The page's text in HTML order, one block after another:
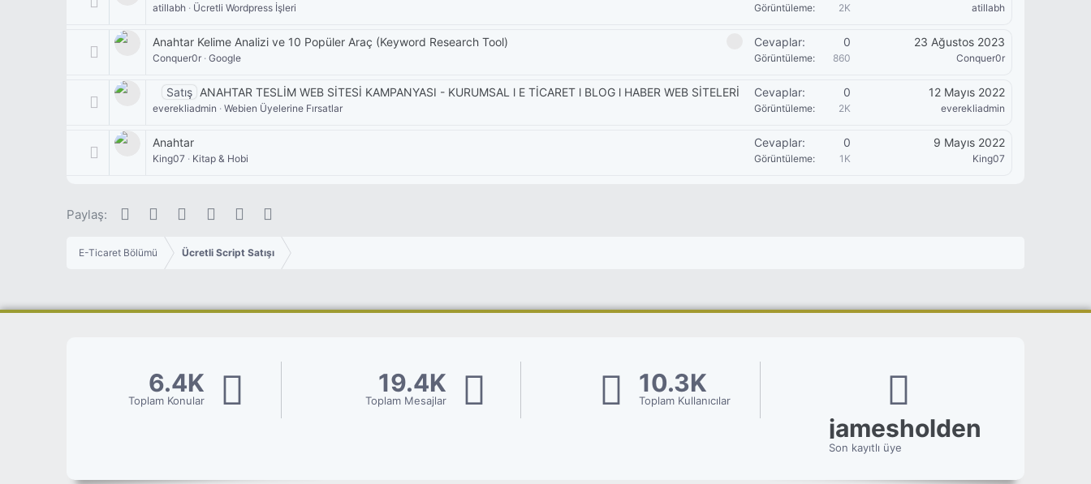
atillabh Ücretli Wordpress İşleri Görüntüleme 2K atillabh
Anahtar Kelime Analizi ve 10 Popüler Araç (Keyword Research Tool)
Conquer0r Google
Cevaplar 0
Görüntüleme 860
23 Ağustos 2023
Conquer0r
Satış ANAHTAR TESLİM WEB SİTESİ KAMPANYASI - KURUMSAL l E TİCARET l BLOG l HABER WEB SİTELERİ
everekliadmin Webien Üyelerine Fırsatlar
Cevaplar 0
Görüntüleme 2K
12 Mayıs 2022
everekliadmin
Anahtar
King07 Kitap & Hobi
Cevaplar 0
Görüntüleme 1K
9 Mayıs 2022
King07
Paylaş: Facebook
Twitter Pinterest
Tumblr WhatsApp
E-Ticaret Bölümü Ücretli Script Satışı
6.4K
Toplam Konular
19.4K
Toplam Mesajlar
10.3K
Toplam Kullanıcılar
jamesholden
Son kayıtlı üye